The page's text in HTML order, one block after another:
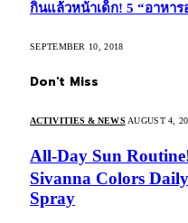
กินแล้วหน้าเด็ก! 5 “อาหา
SEPTEMBER 10, 2018
Don't Miss
ACTIVITIES & NEWS AUGUST 4,
All-Day Sun
Sivanna Colors
Spray